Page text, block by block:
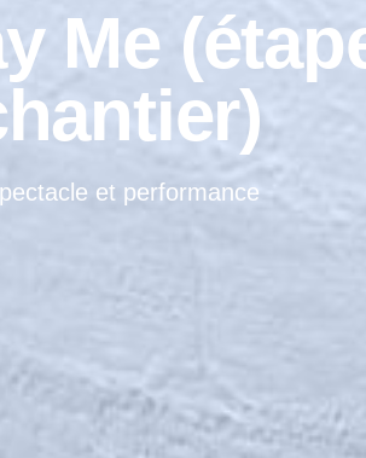
Me
et performance